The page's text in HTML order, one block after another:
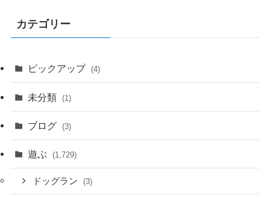
カテゴリー
ピックアップ (4)
未分類 (1)
ブログ (3)
遊ぶ (1,729)
ドッグラン (3)